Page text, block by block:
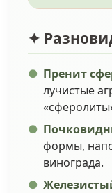
✦
Пренит
лучистые
формы,
винограда.